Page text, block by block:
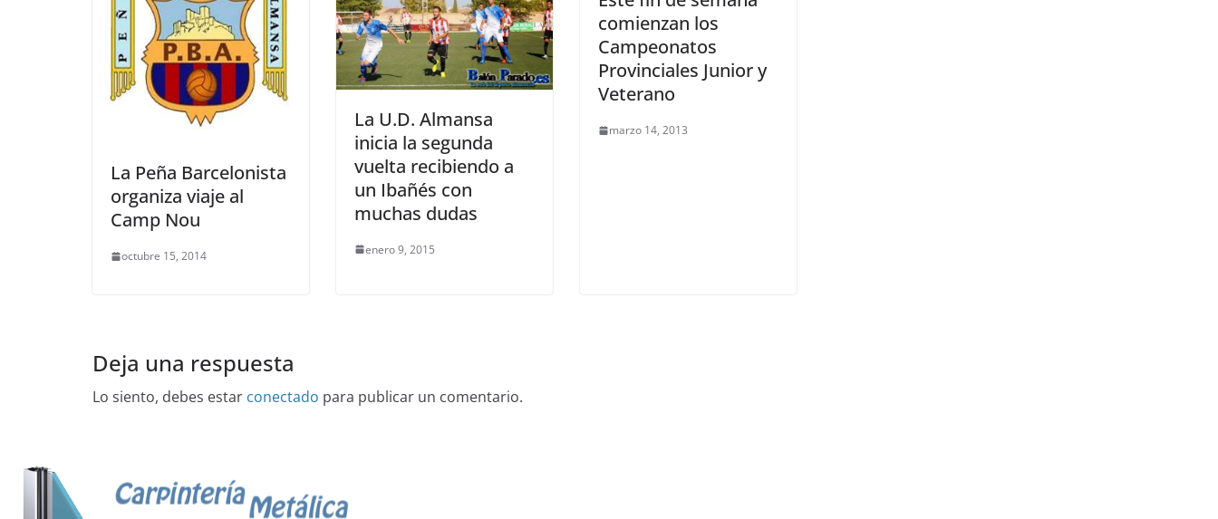
La Peña Barcelonista
organiza viaje al
Camp Nou
octubre 15, 2014
La U.D. Almansa
inicia la segunda
vuelta recibiendo a
un Ibañés con
muchas dudas
enero 9, 2015
comienzan los
Campeonatos
Provinciales Junior y
Veterano
marzo 14, 2013
Deja una respuesta
Lo siento, debes estar conectado para publicar un comentario.